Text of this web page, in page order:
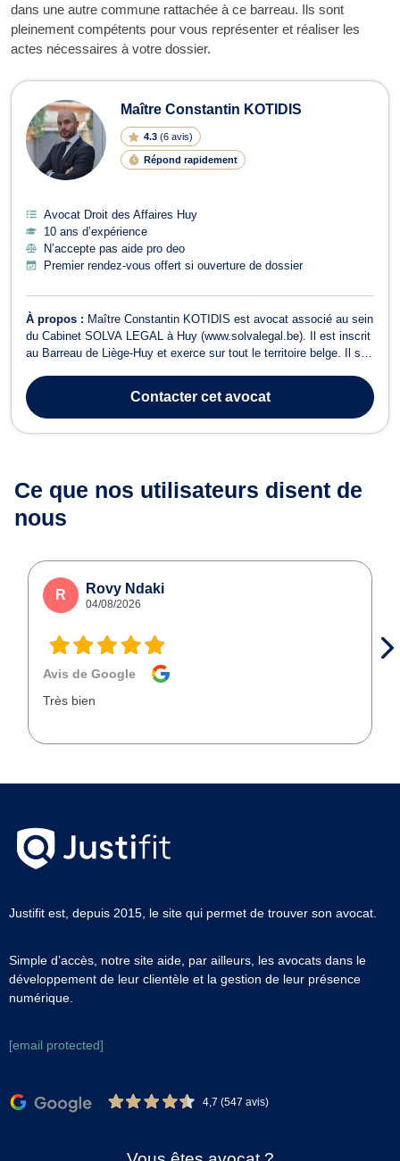
dans une autre commune rattachée à ce barreau. Ils sont
pleinement compétents pour vous représenter et réaliser les
actes nécessaires à votre dossier.
Maître Constantin KOTIDIS
4.3 (6 avis)
Répond rapidement
Avocat Droit des Affaires Huy
10 ans d’expérience
N’accepte pas aide pro deo
Premier rendez-vous offert si ouverture de dossier
À propos : Maître Constantin KOTIDIS est avocat associé au sein
du Cabinet SOLVA LEGAL à Huy (www.solvalegal.be). Il est inscrit
au Barreau de Liège-Huy et exerce sur tout le territoire belge. Il se
meilleurs délais afin d’arrêter les meilleures décisions, qu’elles s...
Contactercet avocat
Ce que nos utilisateurs disent de
nous
R Rovy Ndaki
04/08/2026
Avis de Google
Très bien
Justifit est, depuis 2015, le site qui permet de trouver son avocat.
Simple d’accès, notre site aide, par ailleurs, les avocats dans le
développement de leur clientèle et la gestion de leur présence
numérique.
[email protected]
4,7 (547 avis)